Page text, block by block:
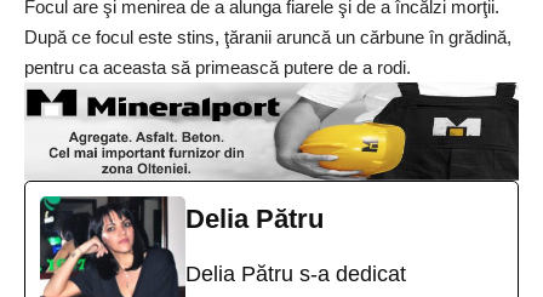
Focul are şi menirea de a alunga fiarele şi de a încălzi morţii.
După ce focul este stins, ţăranii aruncă un cărbune în grădină,
pentru ca aceasta să primească putere de a rodi.
Delia Pătru
Delia Pătru s-a dedicat